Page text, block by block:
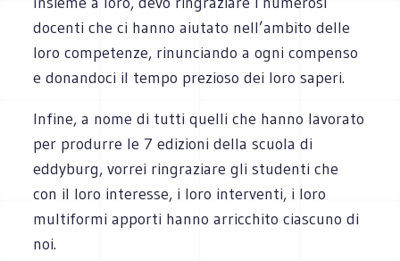
docenti che ci hanno aiutato nell’ambito delle
loro competenze, rinunciando a ogni compenso
e donandoci il tempo prezioso dei loro saperi.
Infine, a nome di tutti quelli che hanno lavorato
per produrre le 7 edizioni della scuola di
eddyburg, vorrei ringraziare gli studenti che
con il loro interesse, i loro interventi, i loro
multiformi apporti hanno arricchito ciascuno di
noi.